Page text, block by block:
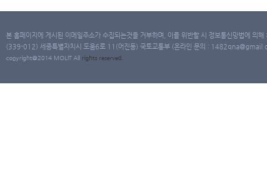
본 홈페이지에 게시된 이메일주소가 수집되는것을 거부하며, 이를 위반할 시 정보통신망법에 의
(339-012) 세종특별자치시 도움6로 11(어진동) 국토교통부 (온라인 문의 :
copyright@2014 MOLIT All rights reserved.